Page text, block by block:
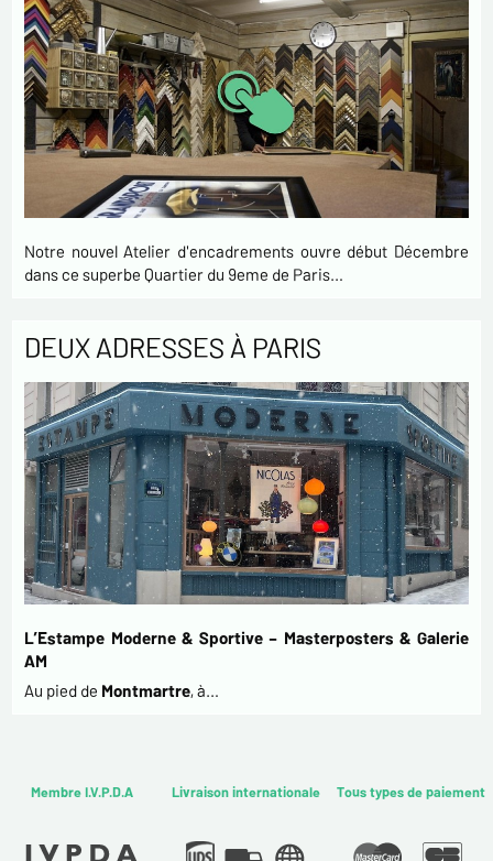
Notre nouvel Atelier d'encadrements ouvre début Décembre
dans ce superbe Quartier du 9eme de Paris…
DEUX ADRESSES À PARIS
L’Estampe Moderne & Sportive – Masterposters & Galerie
AM
Au pied de Montmartre, à…
Membre I.V.P.D.A Livraison internationale Tous types de paiement